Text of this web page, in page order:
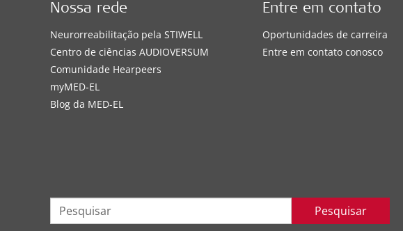
Nossa rede
Neurorreabilitação pela STIWELL
Centro de ciências AUDIOVERSUM
Comunidade Hearpeers
myMED‑EL
Blog da MED-EL
Entre em contato
Oportunidades de carreira
Entre em contato conosco
Pesquisar